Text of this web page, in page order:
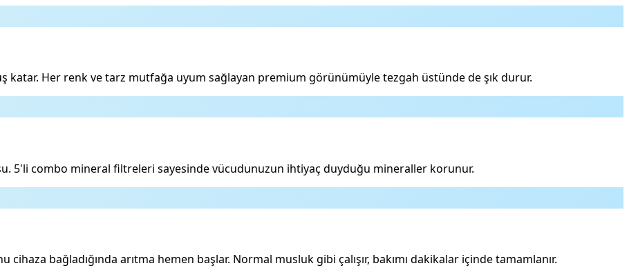
katar. Her renk ve tarz mutfağa uyum sağlayan premium görünümüyle tezgah üstünde de şık durur.
5'li combo mineral filtreleri sayesinde vücudunuzun ihtiyaç duyduğu mineraller korunur.
bağladığında arıtma hemen başlar. Normal musluk gibi çalışır, bakımı dakikalar içinde tamamlanır.